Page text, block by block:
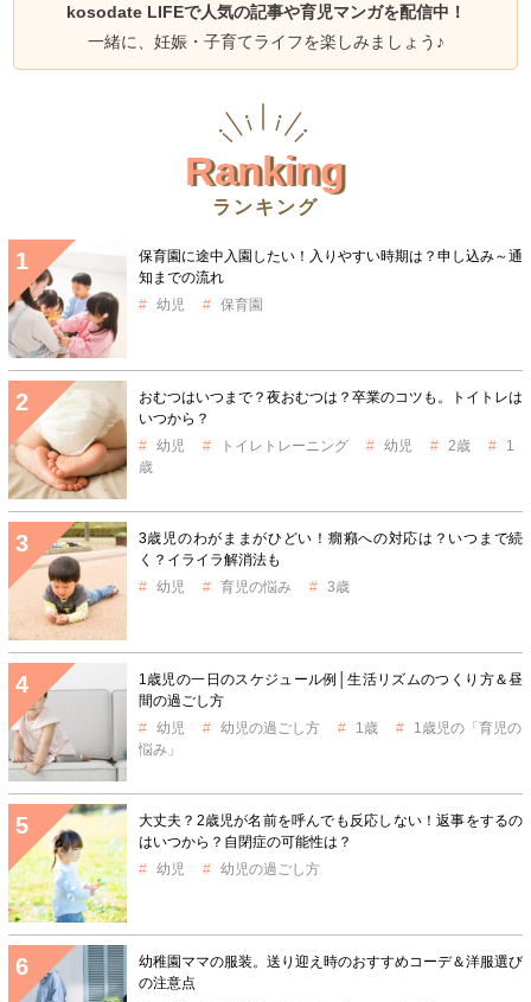
kosodate LIFEで人気の記事や育児マンガを配信中！
一緒に、妊娠・子育てライフを楽しみましょう♪
Ranking
ランキング
保育園に途中入園したい！入りやすい時期は？申し込み～通
知までの流れ
幼児
保育園
おむつはいつまで？夜おむつは？卒業のコツも。トイトレは
いつから？
幼児
トイレトレーニング 幼児 2歳
1
歳
3歳児のわがままがひどい！癇癪への対応は？いつまで続
く？イライラ解消法も
幼児
育児の悩み 3歳
1歳児の一日のスケジュール例│生活リズムのつくり方＆昼
間の過ごし方
幼児
幼児の過ごし方 1歳
1歳児の「育児の
悩み」
大丈夫？2歳児が名前を呼んでも反応しない！返事をするの
はいつから？自閉症の可能性は？
幼児
幼児の過ごし方
幼稚園ママの服装。送り迎え時のおすすめコーデ＆洋服選び
の注意点